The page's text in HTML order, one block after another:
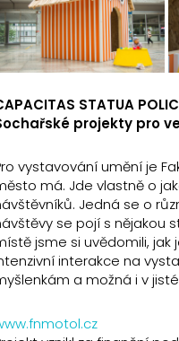
STATUA
projekty pro
vystavování umění je
má. Jde vlastně o
Jedná se o
se pojí s nějakou
jsme si uvědomili,
interakce na
a možná i v